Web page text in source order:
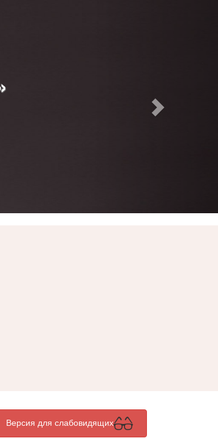
Версия для слабовидящих